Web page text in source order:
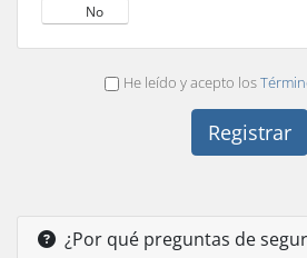
No
He leído y acepto los
¿Por qué preguntas de